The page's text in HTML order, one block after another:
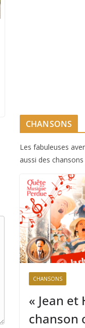
CHANSONS
Les fabuleuses
aussi des chansons
CHANSONS
« Jean et
chanson